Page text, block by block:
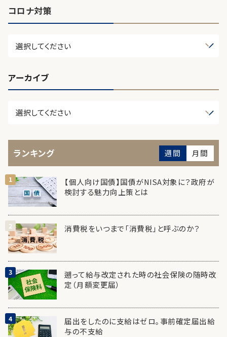
コロナ対策
アーカイブ
ランキング 週間 月間
【個人向け国債】国債がNISA対象に？政府が
検討する魅力向上策とは
消費税をいつまで「消費税」と呼ぶのか？
遡って給与改定された時の社会保険の随時改
定（月額変更届）
届出をしたのに支給はゼロ。事前確定届出給
与の不支給